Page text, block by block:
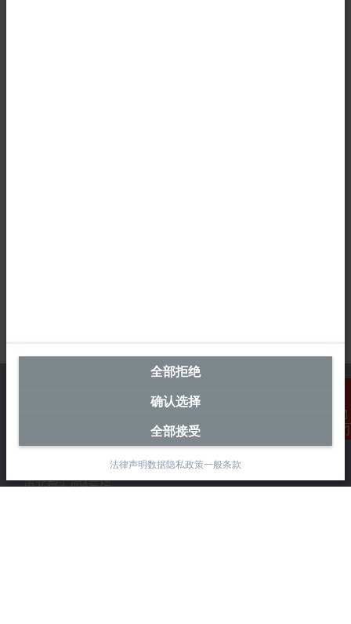
联系我们
毕孚自动化设备贸易(上海)有限公司
市北智汇园4号楼
全部拒绝
确认选择
全部接受
法律声明数据隐私政策一般条款